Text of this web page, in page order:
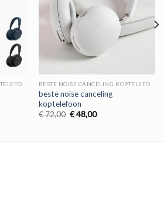
beste noise canceling
koptelefoon
€72,00 Oorspronkelijke
€48,00Huidige